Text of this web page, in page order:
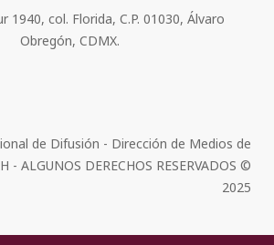
1940, col. Florida, C.P. 01030, Álvaro
Obregón, CDMX.
de Difusión - Dirección de Medios de
ALGUNOS DERECHOS RESERVADOS ©
2025